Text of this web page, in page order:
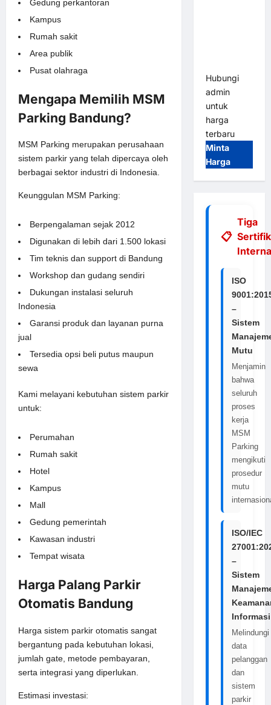
Gedung perkantoran
Kampus
Rumah sakit
Area publik
Pusat olahraga
Mengapa Memilih MSM
Parking Bandung?
MSM Parking merupakan perusahaan
sistem parkir yang telah dipercaya oleh
berbagai sektor industri di Indonesia.
Keunggulan MSM Parking:
Berpengalaman sejak 2012
Digunakan di lebih dari 1.500 lokasi
Tim teknis dan support di Bandung
Workshop dan gudang sendiri
Dukungan instalasi seluruh
Indonesia
Garansi produk dan layanan purna
jual
Tersedia opsi beli putus maupun
sewa
Kami melayani kebutuhan sistem parkir
untuk:
Perumahan
Rumah sakit
Hotel
Kampus
Mall
Gedung pemerintah
Kawasan industri
Tempat wisata
Harga Palang Parkir
Otomatis Bandung
Harga sistem parkir otomatis sangat
bergantung pada kebutuhan lokasi,
jumlah gate, metode pembayaran,
serta integrasi yang diperlukan.
Estimasi investasi:
Hubungi
admin
untuk
harga
terbaru
Minta
Harga
Tiga
ISO
–
Sistem
Mutu
Menjamin
bahwa
seluruh
proses
kerja
MSM
Parking
mengikuti
prosedur
mutu
ISO/IEC
–
Sistem
Informasi
Melindungi
data
pelanggan
dan
sistem
parkir